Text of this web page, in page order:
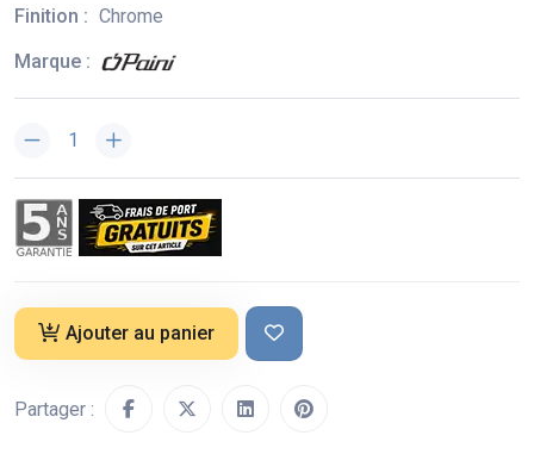
Finition : Chrome
Marque :
Ajouter au panier
Partager :